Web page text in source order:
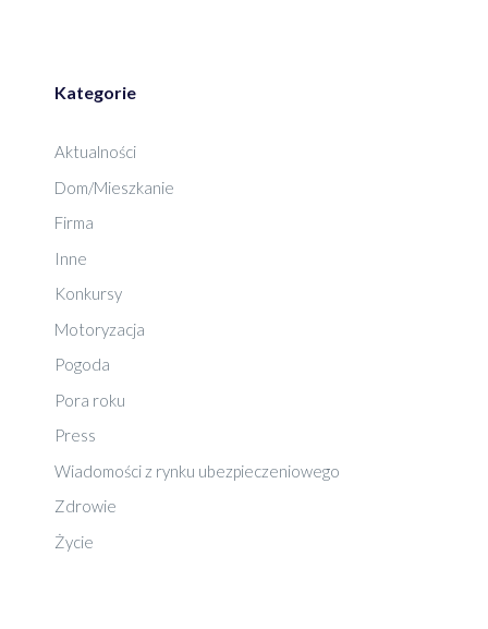
Kategorie
Aktualności
Dom/Mieszkanie
Firma
Inne
Konkursy
Motoryzacja
Pogoda
Pora roku
Press
Wiadomości z rynku ubezpieczeniowego
Zdrowie
Życie